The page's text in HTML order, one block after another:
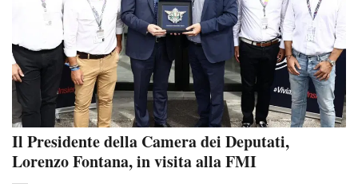
Il Presidente della Camera dei Deputati,
Lorenzo Fontana, in visita alla FMI